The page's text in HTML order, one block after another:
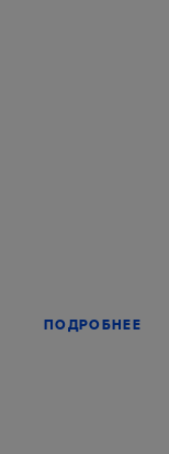
ПОДРОБНЕЕ